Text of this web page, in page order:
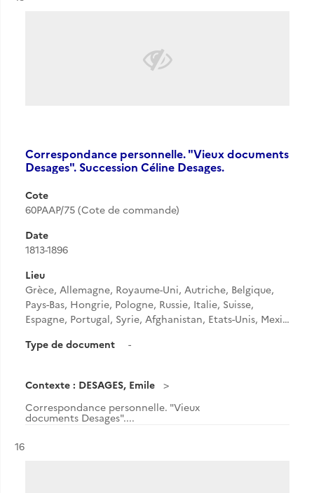
Correspondance personnelle. "Vieux documents
Desages". Succession Céline Desages.
Cote
60PAAP/75 (Cote de commande)
Date
1813-1896
Lieu
Grèce, Allemagne, Royaume-Uni, Autriche, Belgique,
Pays-Bas, Hongrie, Pologne, Russie, Italie, Suisse,
Espagne, Portugal, Syrie, Afghanistan, Etats-Unis, Mexi…
Type de document
-
Contexte : DESAGES, Emile
Correspondance personnelle. "Vieux
documents Desages"....
Résultat n°
16